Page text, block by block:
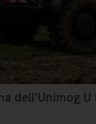
dell'Unimog